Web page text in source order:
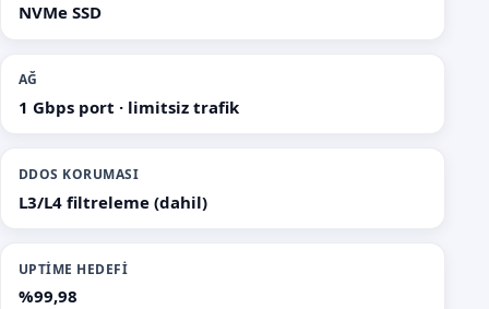
NVMe SSD
AĞ
1 Gbps port · limitsiz trafik
DDOS KORUMASI
L3/L4 filtreleme (dahil)
UPTIME HEDEFI
%99,98